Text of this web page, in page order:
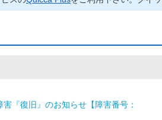
『復旧』のお知らせ【障害番号：